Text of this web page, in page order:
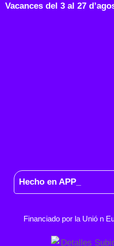
Vacances del 3 al 27
Hecho en APP_
Financiado por la Unió n